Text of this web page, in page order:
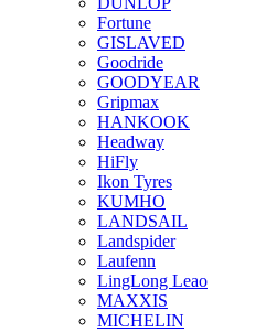
Fortune
GISLAVED
Goodride
GOODYEAR
Gripmax
HANKOOK
Headway
HiFly
Ikon Tyres
KUMHO
LANDSAIL
Landspider
Laufenn
LingLong Leao
MAXXIS
MICHELIN